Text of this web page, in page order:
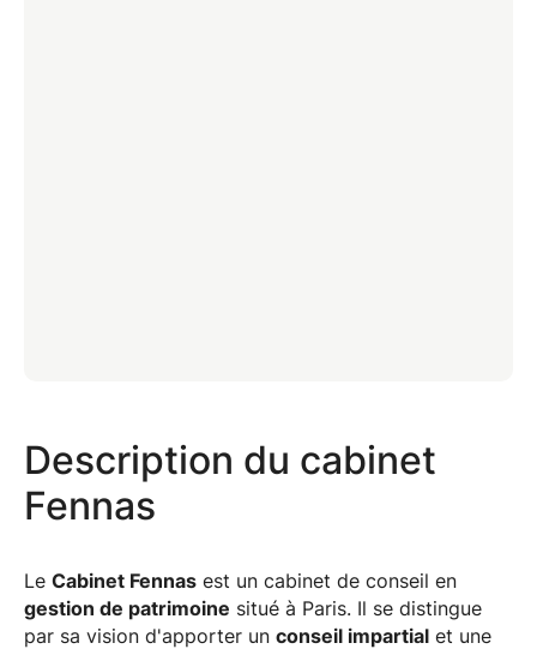
Description du cabinet
Fennas
Le Cabinet Fennasest un cabinet de conseil en
gestion de patrimoine situé à Paris. Il se distingue
par sa vision d'apporter un conseil impartialet une